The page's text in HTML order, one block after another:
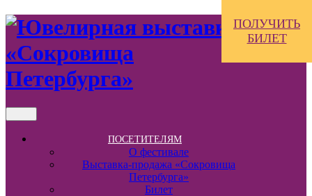
ПОСЕТИТЕЛЯМ
О фестивале
Выставка-продажа «Сокровища
Петербурга»
Билет
ПОЛУЧИТЬ
БИЛЕТ